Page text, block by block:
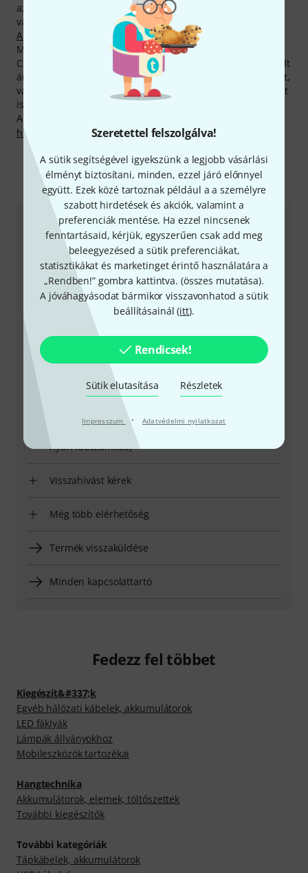
Szeretettel felszolgálva!
A sütik segítségével igyekszünk a legjobb vásárlási
élményt biztosítani, minden, ezzel járó előnnyel
együtt. Ezek közé tartoznak például a a személyre
szabott hirdetések és akciók, valamint a
preferenciák mentése. Ha ezzel nincsenek
fenntartásaid, kérjük, egyszerűen csak add meg
beleegyezésed a sütik preferenciákat,
statisztikákat és marketinget érintő használatára a
„Rendben!” gombra kattintva. (összes mutatása).
A jóváhagyásodat bármikor visszavonhatod a sütik
beállításainál (itt).
Rendicsek!
Sütik elutasítása Részletek
Impresszum · Adatvédelmi nyilatkozat
az áruházunkból eddig 50.000 alkalommal értékesített,
vásárlóink körében nagy népszerűségnek örvendő
Ansmann CR 2032
Most még olcsóbban tehetsz szert Ansmann-holmikra!
Csak az elmúlt 90 napban 10 Ansmann-termék árát sikerült
áramvonalasítanunk. Emellett még számos, szettben kínált,
vagy épp kifogástalan minőségű, de visszaküldött terméket
is szemtelenül olcsón kínálunk.
A gyártóval kapcsolatban itt találsz bővebb tájékoztatást:
http://www.ansmann.de
Így érhetsz el minket
Ügyfélszolgálat - Magyarország
+49-9546-9223-531
Ügyfélszolgálatunk minden kérdés és észrevétel esetén
örömmel áll rendelkezésedre
Készítsd elő ügyfélszámodat
Nyitvatartási idő (CEST - Közép-európai
nyári időszámítás)
Visszahívást kérek
Még több elérhetőség
Termék visszaküldése
Minden kapcsolattartó
Fedezz fel többet
Kiegészít&#337;k
Egyéb hálózati kábelek, akkumulátorok
LED fáklyák
Lámpák állványokhoz
Mobileszközök tartozékai
Hangtechnika
Akkumulátorok, elemek, töltőszettek
További kiegészítők
További kategóriák
Tápkábelek, akkumulátorok